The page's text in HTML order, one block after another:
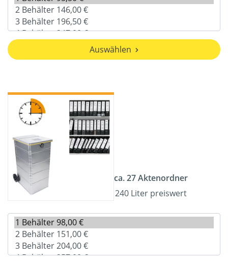
Auswählen
ca. 27 Aktenordner
240 Liter preiswert